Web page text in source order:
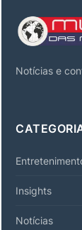
Notícias e
Insights
Notícias